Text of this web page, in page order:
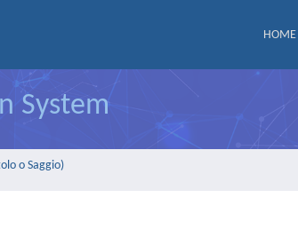
HOME
System
o Saggio)